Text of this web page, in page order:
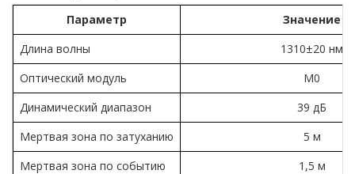
Параметр
Значение
Длина волны
1310±20 нм
Оптический модуль
М0
Динамический диапазон
39 дБ
Мертвая зона по затуханию
5 м
Мертвая зона по событию
1,5 м